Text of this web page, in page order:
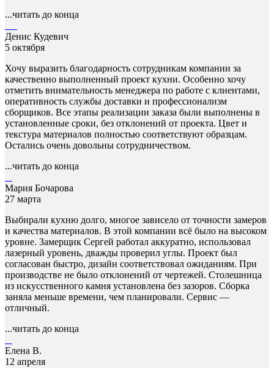
...читать до конца
Денис Кудевич
5 октября
Хочу выразить благодарность сотрудникам компании за
качественно выполненный проект кухни. Особенно хочу
отметить внимательность менеджера по работе с клиентами,
оперативность службы доставки и профессионализм
сборщиков. Все этапы реализации заказа были выполнены в
установленные сроки, без отклонений от проекта. Цвет и
текстура материалов полностью соответствуют образцам.
Остались очень довольны сотрудничеством.
...читать до конца
Мария Бочарова
27 марта
Выбирали кухню долго, многое зависело от точности замеров
и качества материалов. В этой компании всё было на высоком
уровне. Замерщик Сергей работал аккуратно, использовал
лазерный уровень, дважды проверил углы. Проект был
согласован быстро, дизайн соответствовал ожиданиям. При
производстве не было отклонений от чертежей. Столешница
из искусственного камня установлена без зазоров. Сборка
заняла меньше времени, чем планировали. Сервис —
отличный.
...читать до конца
Елена В.
12 апреля